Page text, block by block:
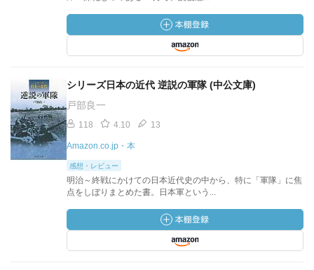
シリーズ日本の近代 逆説の軍隊 (中公文庫)
戸部良一
118 4.10 13
Amazon.co.jp・本
感想・レビュー
明治～終戦にかけての日本近代史の中から、特に「軍隊」に焦
点をしぼりまとめた書。日本軍という...